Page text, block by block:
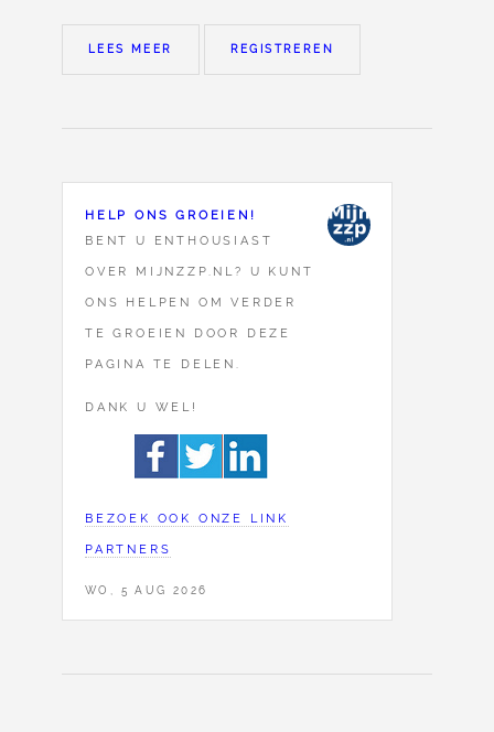
LEES MEER REGISTREREN
HELP ONS GROEIEN!
BENT U ENTHOUSIAST
OVER MIJNZZP.NL? U KUNT
ONS HELPEN OM VERDER
TE GROEIEN DOOR DEZE
PAGINA TE DELEN.
DANK U WEL!
BEZOEK OOK ONZE LINK
PARTNERS
WO, 5 AUG 2026